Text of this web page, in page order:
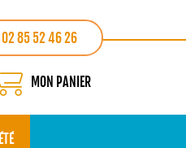
02 85 52 46 26
MON PANIER
ÉTÉ